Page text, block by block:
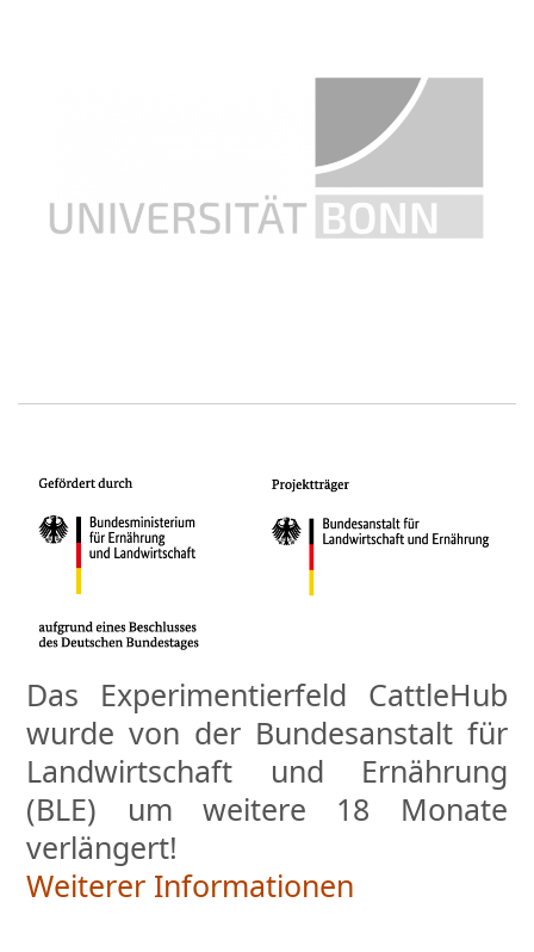
Das Experimentierfeld CattleHub
wurde von der Bundesanstalt für
Landwirtschaft und Ernährung
(BLE) um weitere 18 Monate
verlängert!
Weiterer Informationen